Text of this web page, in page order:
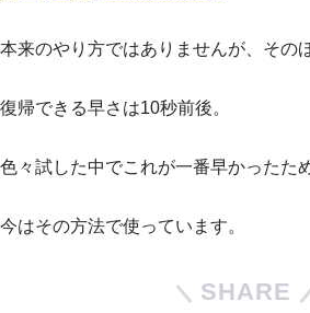
本来のやり方ではありませんが、その
復帰できる早さは10秒前後。
色々試した中でこれが一番早かったた
今はその方法で使っています。
SHARE